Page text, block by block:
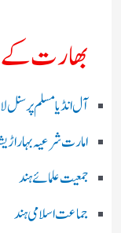
بھارت کے
آل انڈیا مسلم پرسنل
امارت شرعیہ بہار
جمعیت علمائے ہند
جماعت اسلامی ہند